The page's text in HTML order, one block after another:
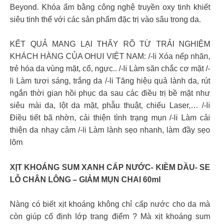
Beyond. Khóa ẩm bằng công nghệ truyền oxy tinh khiết
siêu tinh thể với các sản phẩm đặc trị vào sâu trong da.
KẾT QUẢ MANG LẠI THẤY RÕ TỪ TRẢI NGHIỆM
KHÁCH HÀNG CỦA OHUI VIỆT NAM: /-li Xóa nếp nhăn,
trẻ hóa da vùng mặt, cổ, ngực.. /-li Làm săn chắc cơ mặt /-
li Làm tươi sáng, trắng da /-li Tăng hiệu quả lành da, rút
ngắn thời gian hồi phục da sau các điều trị bề mặt như
siêu mài da, lột da mặt, phẫu thuật, chiếu Laser,… /-li
Điều tiết bã nhờn, cải thiện tình trạng mụn /-li Làm cải
thiện da nhạy cảm /-li Làm lành sẹo nhanh, làm đầy sẹo
lõm
XỊT KHOÁNG SUM XANH CẤP NƯỚC- KIỀM DẦU- SE
LỖ CHÂN LÔNG – GIẢM MỤN CHAI 60ml
Nàng có biết xịt khoáng không chỉ cấp nước cho da mà
còn giúp cố định lớp trang điểm ? Mà xịt khoáng sum